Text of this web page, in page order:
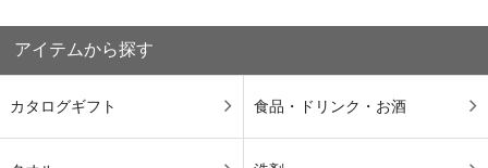
アイテムから探す
カタログギフト 食品・ドリンク・お酒